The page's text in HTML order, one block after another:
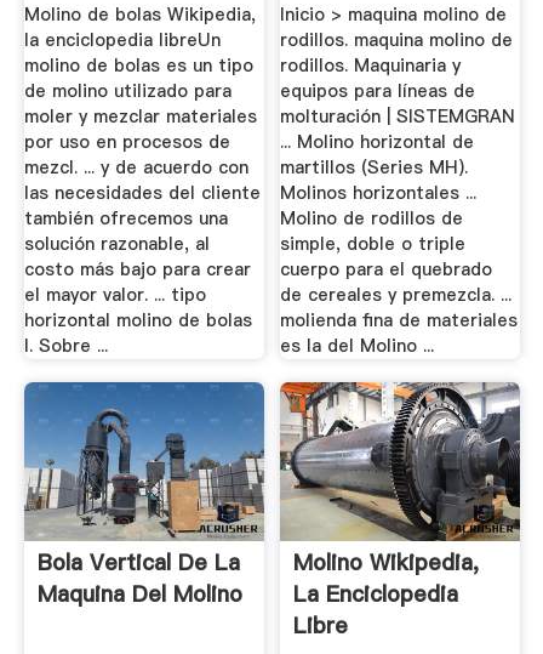
Molino de bolas Wikipedia,
la enciclopedia libreUn
molino de bolas es un tipo
de molino utilizado para
moler y mezclar materiales
por uso en procesos de
mezcl. ... y de acuerdo con
las necesidades del cliente
también ofrecemos una
solución razonable, al
costo más bajo para crear
el mayor valor. ... tipo
horizontal molino de bolas
l. Sobre ...
Inicio > maquina molino de
rodillos. maquina molino de
rodillos. Maquinaria y
equipos para líneas de
molturación | SISTEMGRAN
... Molino horizontal de
martillos (Series MH).
Molinos horizontales ...
Molino de rodillos de
simple, doble o triple
cuerpo para el quebrado
de cereales y premezcla. ...
molienda fina de materiales
es la del Molino ...
Bola Vertical De La
Maquina Del Molino
Molino Wikipedia,
La Enciclopedia
Libre